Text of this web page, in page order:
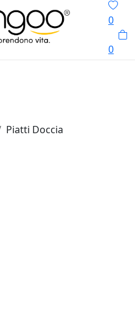
0
0
Piatti Doccia